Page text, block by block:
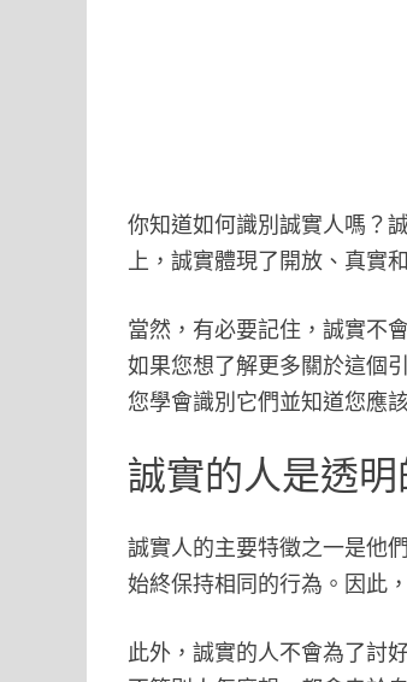
你知道如何識別誠實人嗎？
上，誠實體現了開放、真實
當然，有必要記住，誠實不
如果您想了解更多關於這個
您學會識別它們並知道您應
誠實的人是透明
誠實人的主要特徵之一是他
始終保持相同的行為。因此
此外，誠實的人不會為了討